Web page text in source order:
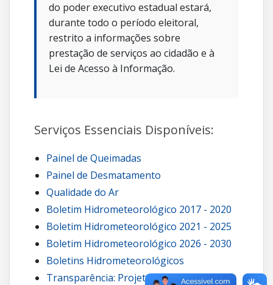
do poder executivo estadual estará,
durante todo o período eleitoral,
restrito a informações sobre
prestação de serviços ao cidadão e à
Lei de Acesso à Informação.
Serviços Essenciais Disponíveis:
Painel de Queimadas
Painel de Desmatamento
Qualidade do Ar
Boletim Hidrometeorológico 2017 - 2020
Boletim Hidrometeorológico 2021 - 2025
Boletim Hidrometeorológico 2026 - 2030
Boletins Hidrometeorológicos
Transparência: Projetos de carbono em